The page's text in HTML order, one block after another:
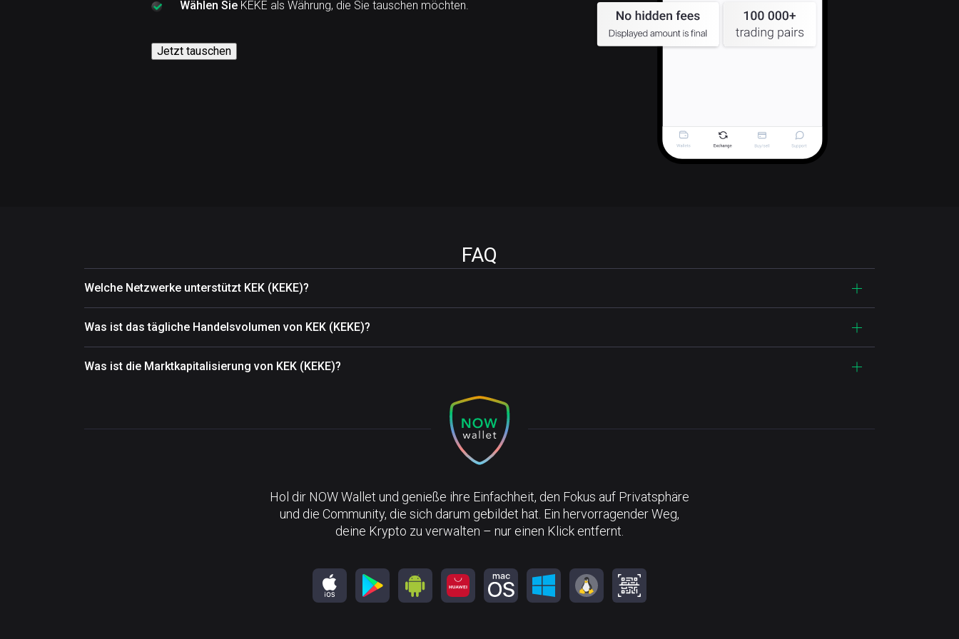
Wählen Sie KEKE als Währung, die Sie tauschen möchten.
Jetzt tauschen
FAQ
Welche Netzwerke unterstützt KEK (KEKE)?
Was ist das tägliche Handelsvolumen von KEK (KEKE)?
Was ist die Marktkapitalisierung von KEK (KEKE)?
Hol dir NOW Wallet und genieße ihre Einfachheit, den Fokus auf Privatsphäre
und die Community, die sich darum gebildet hat. Ein hervorragender Weg,
deine Krypto zu verwalten – nur einen Klick entfernt.